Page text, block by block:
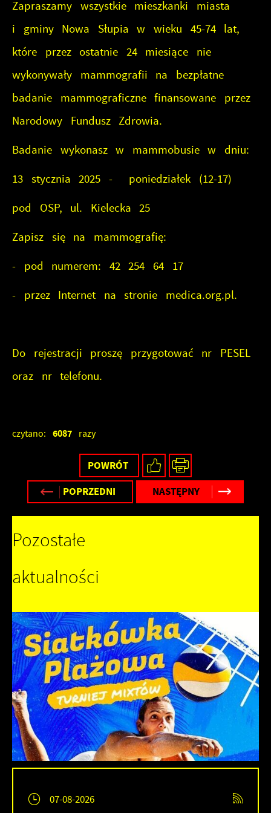
Zapraszamy wszystkie mieszkanki miasta
i gminy Nowa Słupia w wieku 45-74 lat,
które przez ostatnie 24 miesiące nie
wykonywały mammografii na bezpłatne
badanie mammograficzne finansowane przez
Narodowy Fundusz Zdrowia.
Badanie wykonasz w mammobusie w dniu:
13 stycznia 2025 - poniedziałek (12-17)
pod OSP, ul. Kielecka 25
Zapisz się na mammografię:
- pod numerem: 42 254 64 17
- przez Internet na stronie medica.org.pl.
Do rejestracji proszę przygotować nr PESEL
oraz nr telefonu.
czytano: 6087 razy
POWRÓT
POPRZEDNI
NASTĘPNY
Pozostałe
aktualności
07-08-2026
Cookies analityczne pozwalają na uzyskanie
internetowej, miejsca oraz częstotliwości, z jaką
odwiedzane są nasze serwisy www. Dane pozwalają
nam na ocenę naszych serwisów internetowych pod
względem ich popularności wśród użytkowników.
zanonimizowanej. Wyrażenie zgody na analityczne
pliki cookies gwarantuje dostępność wszystkich
Więcej
Reklamowe
Dzięki reklamowym plikom cookies prezentujemy Ci
najciekawsze informacje i aktualności na stronach
naszych komunikatów na podstawie analizy Twoich
przeglądanej witryny internetowej. Treści promocyjne
mogą pojawić się na stronach podmiotów trzecich
dostawców usług. Firmy te działają w charakterze
wiadomości, ofert, komunikatów mediów
społecznościowych.